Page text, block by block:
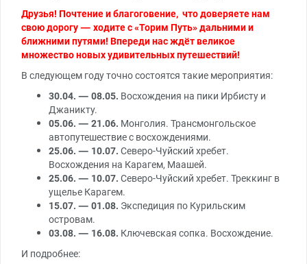
Друзья! Почтение и благоговение, что доверяете нам
свою дорогу — ходите с «Торим Путь» дальними и
ближними путями! Впереди нас ждёт великое
множество новых удивительных путешествий!
В следующем году точно состоятся такие мероприятия:
30.04. — 08.05. Восхождения на пики Ирбисту и
Джаникту.
05.06. — 21.06. Монголия. Трансмонгольское
автопутешествие с восхождениями.
25.06. — 10.07. Северо-Чуйский хребет.
Восхождения на Карагем, Маашей.
25.06. — 10.07. Северо-Чуйский хребет. Треккинг в
ущелье Карагем.
15.07. — 01.08. Экспедиция по Курильским
островам.
03.08. — 16.08. Ключевская сопка. Восхождение.
И подробнее: